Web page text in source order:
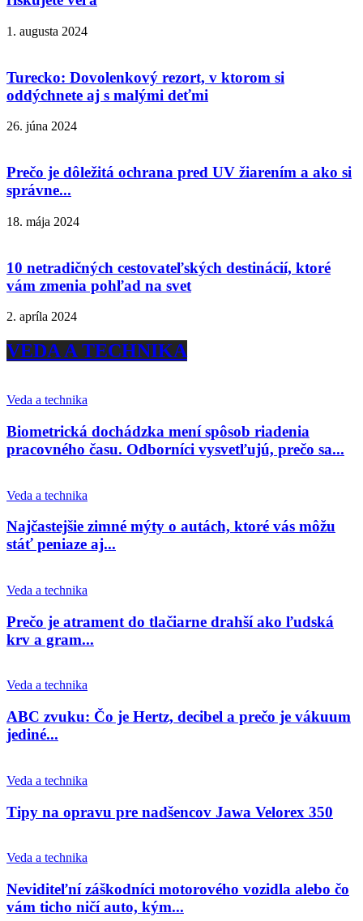
1. augusta 2024
Turecko: Dovolenkový rezort, v ktorom si
oddýchnete aj s malými deťmi
26. júna 2024
Prečo je dôležitá ochrana pred UV žiarením a ako si
správne...
18. mája 2024
10 netradičných cestovateľských destinácií, ktoré
vám zmenia pohľad na svet
2. apríla 2024
VEDA A TECHNIKA
Veda a technika
Biometrická dochádzka mení spôsob riadenia
pracovného času. Odborníci vysvetľujú, prečo sa...
Veda a technika
Najčastejšie zimné mýty o autách, ktoré vás môžu
stáť peniaze aj...
Veda a technika
Prečo je atrament do tlačiarne drahší ako ľudská
krv a gram...
Veda a technika
ABC zvuku: Čo je Hertz, decibel a prečo je vákuum
jediné...
Veda a technika
Tipy na opravu pre nadšencov Jawa Velorex 350
Veda a technika
Neviditeľní záškodníci motorového vozidla alebo čo
vám ticho ničí auto, kým...